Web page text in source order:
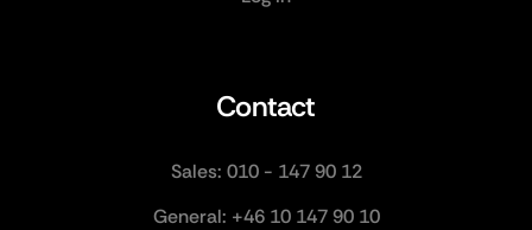
Contact
Sales: 010 - 147 90 12
General: +46 10 147 90 10